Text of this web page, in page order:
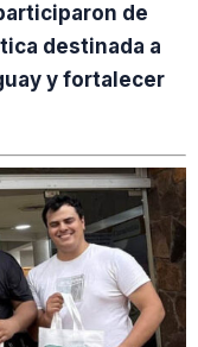
de
destinada a
y fortalecer